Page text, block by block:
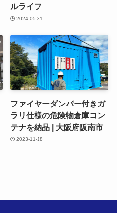
ルライフ
2024-05-31
ファイヤーダンパー付きガ
ラリ仕様の危険物倉庫コン
テナを納品 | 大阪府阪南市
2023-11-18